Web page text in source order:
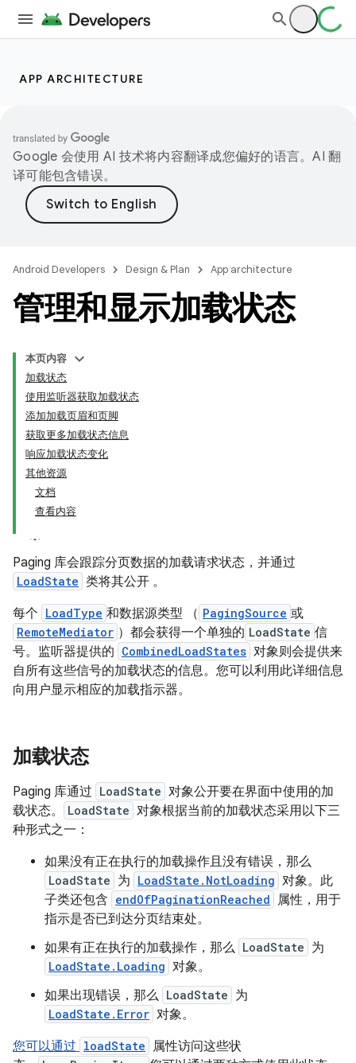
APP ARCHITECTURE
Google 会使用 AI 技术将内容翻译成您偏好的语言。AI 翻
译可能包含错误。
Android Developers Design & Plan App architecture
管理和显示加载状态
本页内容
加载状态
使用监听器获取加载状态
添加加载页眉和页脚
获取更多加载状态信息
响应加载状态变化
其他资源
文档
查看内容
Paging 库会跟踪分页数据的加载请求状态，并通过
LoadState 类将其公开 。
每个 LoadType 和数据源类型 （ PagingSource 或
RemoteMediator ）都会获得一个单独的 LoadState 信
号。监听器提供的 CombinedLoadStates 对象则会提供来
自所有这些信号的加载状态的信息。您可以利用此详细信息
向用户显示相应的加载指示器。
加载状态
Paging 库通过 LoadState 对象公开要在界面中使用的加
载状态。
LoadState 对象根据当前的加载状态采用以下三
种形式之一：
如果没有正在执行的加载操作且没有错误，那么
LoadState 为 LoadState.NotLoading 对象。此
子类还包含 endOfPaginationReached 属性，用于
指示是否已到达分页结束处。
如果有正在执行的加载操作，那么 LoadState 为
LoadState.Loading 对象。
如果出现错误，那么 LoadState 为
LoadState.Error 对象。
您可以通过 loadState 属性访问这些状